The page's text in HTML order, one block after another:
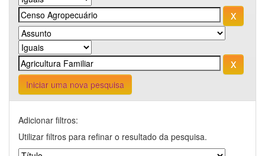
Iniciar uma nova pesquisa
Adicionar filtros:
Utilizar filtros para refinar o resultado da pesquisa.